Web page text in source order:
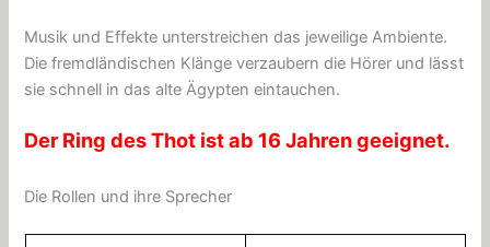
Musik und Effekte unterstreichen das jeweilige Ambiente.
Die fremdländischen Klänge verzaubern die Hörer und lässt
sie schnell in das alte Ägypten eintauchen.
Der Ring des Thot ist ab 16 Jahren geeignet.
Die Rollen und ihre Sprecher